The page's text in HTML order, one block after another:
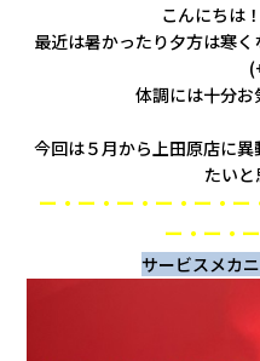
こんにちは
最近は暑かったり夕方は寒
体調には十分
今回は５月から上田原店に
たいと
ー・ー・ー・ー・ー・ー
ー・ー・
サービスメカ